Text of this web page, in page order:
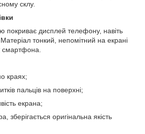
склу.
покриває дисплей телефону, навіть
Матеріал тонкий, непомітний на екрані
смартфона.
краях;
пальців на поверхні;
екрана;
зберігається оригінальна якість